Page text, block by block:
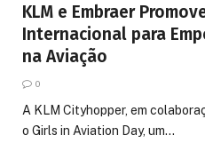
KLM e Embraer
Internacional para
na Aviação
0
A KLM Cityhopper, em
o Girls in Aviation Day, um…